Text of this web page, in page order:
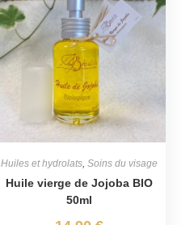
Huiles et hydrolats, Soins du visage
Huile vierge de Jojoba BIO
50ml